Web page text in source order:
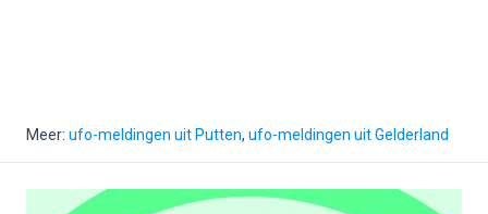
Meer: ufo-meldingen uit Putten, ufo-meldingen uit Gelderland